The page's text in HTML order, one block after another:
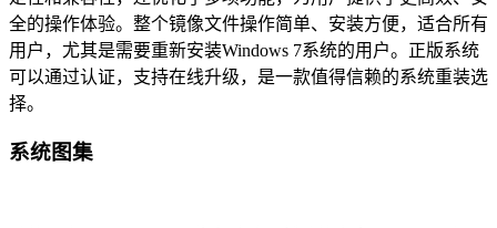
全的操作体验。整个镜像文件操作简单、安装方便，适合所有
用户，尤其是需要重新安装Windows 7系统的用户。正版系统
可以通过认证，支持在线升级，是一款值得信赖的系统重装选
择。
系统图集